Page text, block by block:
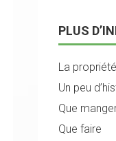
PLUS
La propriété
Un peu
Que
Que faire